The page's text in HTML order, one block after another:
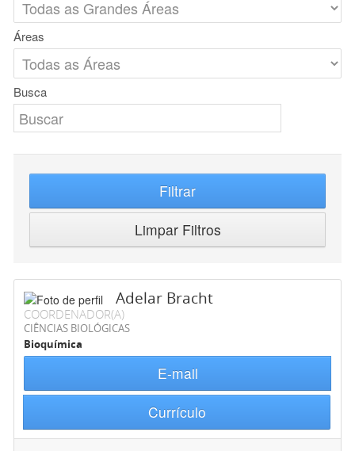
Áreas
Busca
Filtrar
Limpar Filtros
Adelar Bracht
COORDENADOR(A)
CIÊNCIAS BIOLÓGICAS
Bioquímica
E-mail
Currículo